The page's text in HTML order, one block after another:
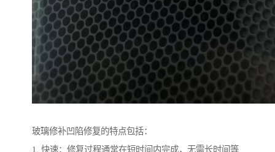
玻璃修补凹陷修复的特点包括：
1. 快速：修复过程通常在短时间内完成，无需长时间等